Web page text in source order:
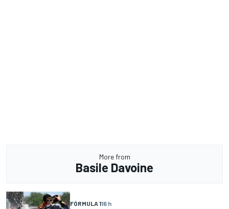
More from
Basile Davoine
FÓRMULA 116 h